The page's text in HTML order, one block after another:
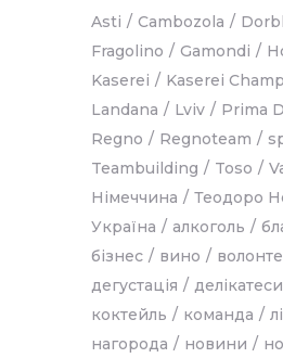
Asti Cambozola
Fragolino
Gamondi
Kaserei
Kaserei
Landana
Lviv
Prima
Regno
Regnoteam
Teambuilding
Toso
Німеччина
Теодоро
Україна
алкоголь
бізнес
вино
дегустація
делікатеси
коктейль
команда
нагорода
новини